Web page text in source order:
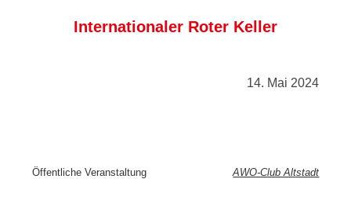
Internationaler Roter Keller
14. Mai 2024
Öffentliche Veranstaltung AWO-Club Altstadt